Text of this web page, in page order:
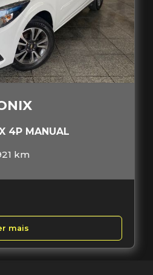
4P MANUAL
km
mais